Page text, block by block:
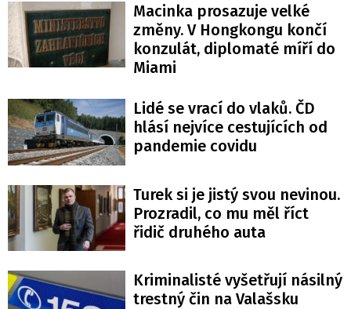
Macinka prosazuje velké
změny. V Hongkongu končí
konzulát, diplomaté míří do
Miami
Lidé se vrací do vlaků. ČD
hlásí nejvíce cestujících od
pandemie covidu
Turek si je jistý svou nevinou.
Prozradil, co mu měl říct
řidič druhého auta
Kriminalisté vyšetřují násilný
trestný čin na Valašsku